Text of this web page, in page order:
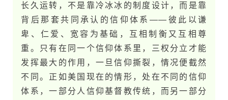
长久运转，不是靠冷冰冰的制度设计，而是靠
背后那套共同承认的信仰体系——彼此以谦
卑、仁爱、宽容为基础，互相制衡又互相尊
重。只有在同一个信仰体系里，三权分立才能
发挥最大的作用，一旦信仰撕裂，情况便截然
不同。正如美国现在的情形，处在不同的信仰
体系，一部分人信仰基督教传统，而另一部分